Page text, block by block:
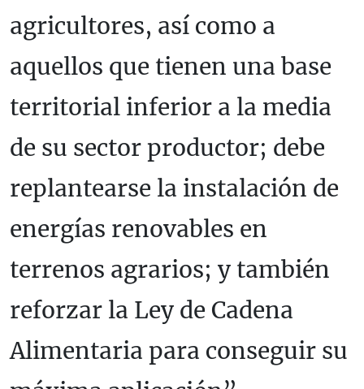
agricultores, así como a
aquellos que tienen una base
territorial inferior a la media
de su sector productor; debe
replantearse la instalación de
energías renovables en
terrenos agrarios; y también
reforzar la Ley de Cadena
Alimentaria para conseguir su